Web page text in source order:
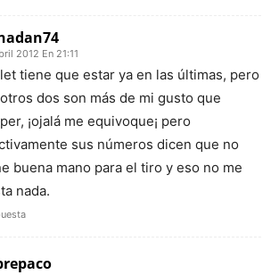
2012 En 21:11
tiene que estar ya en las últimas, pero
dos son más de mi gusto que
¡ojalá me equivoque¡ pero
sus números dicen que no
buena mano para el tiro y eso no me
nada.